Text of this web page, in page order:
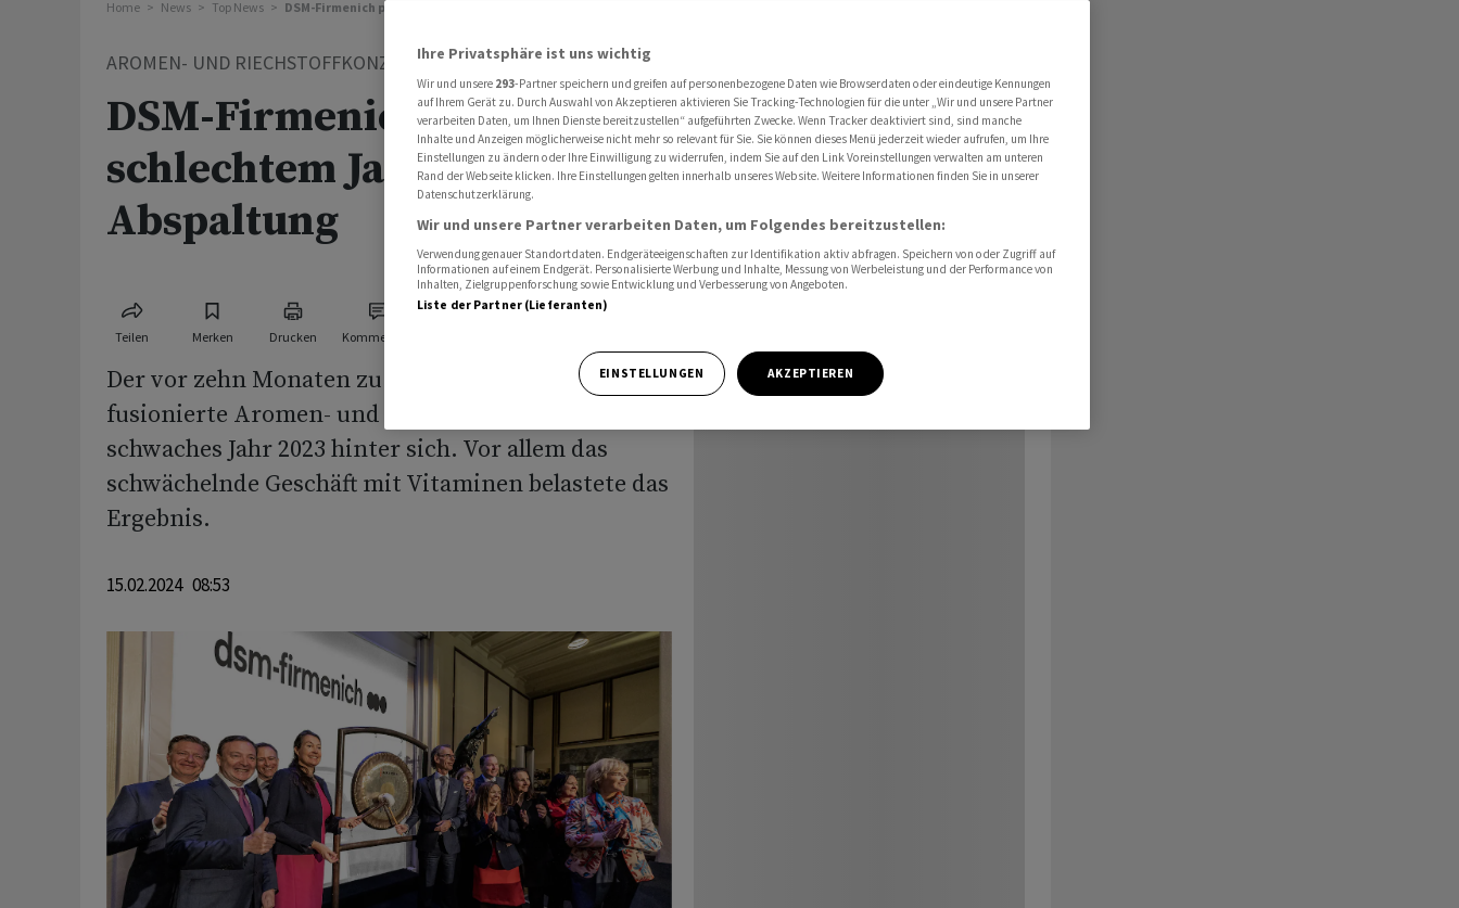
Home News Top News DSM-Firmenich plant nach schlechtem Jahr Segment-Abspaltung
AROMEN- UND RIECHSTOFFKONZERN
DSM-Firmenich plant nach
schlechtem Jahr Segment-
Abspaltung
Teilen Merken Drucken Kommentare
Der vor zehn Monaten zu DSM-Firmenich
fusionierte Aromen- und Riechstoffkonzern hat ein
schwaches Jahr 2023 hinter sich. Vor allem das
schwächelnde Geschäft mit Vitaminen belastete das
Ergebnis.
15.02.2024 08:53
Ihre Privatsphäre ist uns wichtig
Wir und unsere 293-Partner speichern und greifen auf personenbezogene Daten wie Browserdaten oder eindeutige Kennungen
auf Ihrem Gerät zu. Durch Auswahl von Akzeptieren aktivieren Sie Tracking-Technologien für die unter „Wir und unsere Partner
verarbeiten Daten, um Ihnen Dienste bereitzustellen“ aufgeführten Zwecke. Wenn Tracker deaktiviert sind, sind manche
Inhalte und Anzeigen möglicherweise nicht mehr so relevant für Sie. Sie können dieses Menü jederzeit wieder aufrufen, um Ihre
Einstellungen zu ändern oder Ihre Einwilligung zu widerrufen, indem Sie auf den Link Voreinstellungen verwalten am unteren
Rand der Webseite klicken. Ihre Einstellungen gelten innerhalb unseres Website. Weitere Informationen finden Sie in unserer
Datenschutzerklärung.
Wir und unsere Partner verarbeiten Daten, um Folgendes bereitzustellen:
Verwendung genauer Standortdaten. Endgeräteeigenschaften zur Identifikation aktiv abfragen. Speichern von oder Zugriff auf
Informationen auf einem Endgerät. Personalisierte Werbung und Inhalte, Messung von Werbeleistung und der Performance von
Inhalten, Zielgruppenforschung sowie Entwicklung und Verbesserung von Angeboten.
Liste der Partner (Lieferanten)
EINSTELLUNGEN AKZEPTIEREN